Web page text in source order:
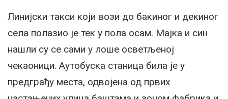
Линијски такси који вози до бакиног и декиног
села полазио је тек у пола осам. Мајка и син
нашли су се сами у лоше осветљеној
чекаоници. Аутобуска станица била је у
предграђу места, одвојена од првих